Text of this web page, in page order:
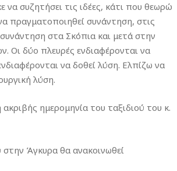
συζητήσει τις ιδέες, κάτι που θεωρώ
πραγματοποιηθεί συνάντηση, στις
στα Σκόπια και μετά στην
Οι δύο πλευρές ενδιαφέρονται να
να δοθεί λύση. Ελπίζω να
λύση.
ημερομηνία του ταξιδιού του κ.
Άγκυρα θα ανακοινωθεί